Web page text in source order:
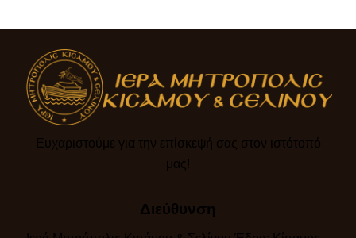
Ευχαριστούμε για την επίσκεψή σας στον ιστότοπό
μας!​
Διεύθυνση